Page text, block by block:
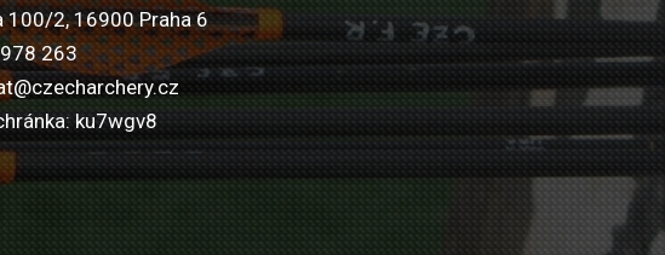
100/2, 16900 Praha 6
263
ku7wgv8